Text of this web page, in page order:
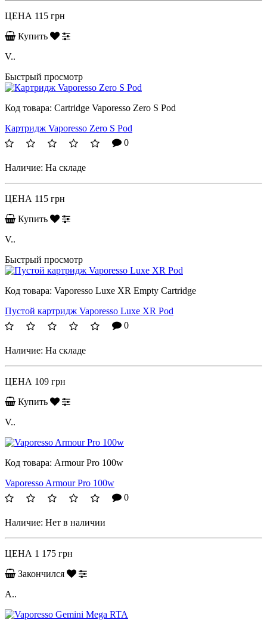
ЦЕНА 115 грн
Купить
V..
Быстрый просмотр
Код товара: Cartridge Vaporesso Zero S Pod
Картридж Vaporesso Zero S Pod
0
Наличие: На складе
ЦЕНА 115 грн
Купить
V..
Быстрый просмотр
Код товара: Vaporesso Luxe XR Empty Cartridge
Пустой картридж Vaporesso Luxe XR Pod
0
Наличие: На складе
ЦЕНА 109 грн
Купить
V..
Код товара: Armour Pro 100w
Vaporesso Armour Pro 100w
0
Наличие: Нет в наличии
ЦЕНА 1 175 грн
Закончился
A..